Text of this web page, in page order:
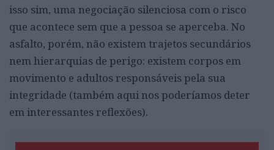
isso sim, uma negociação silenciosa com o risco
que acontece sem que a pessoa se aperceba. No
asfalto, porém, não existem trajetos secundários
nem hierarquias de perigo: existem corpos em
movimento e adultos responsáveis pela sua
integridade (também aqui nos poderíamos deter
em interessantes reflexões).